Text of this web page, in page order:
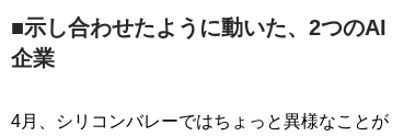
■示し合わせたように動いた、2つのAI
企業
4月、シリコンバレーではちょっと異様なことが